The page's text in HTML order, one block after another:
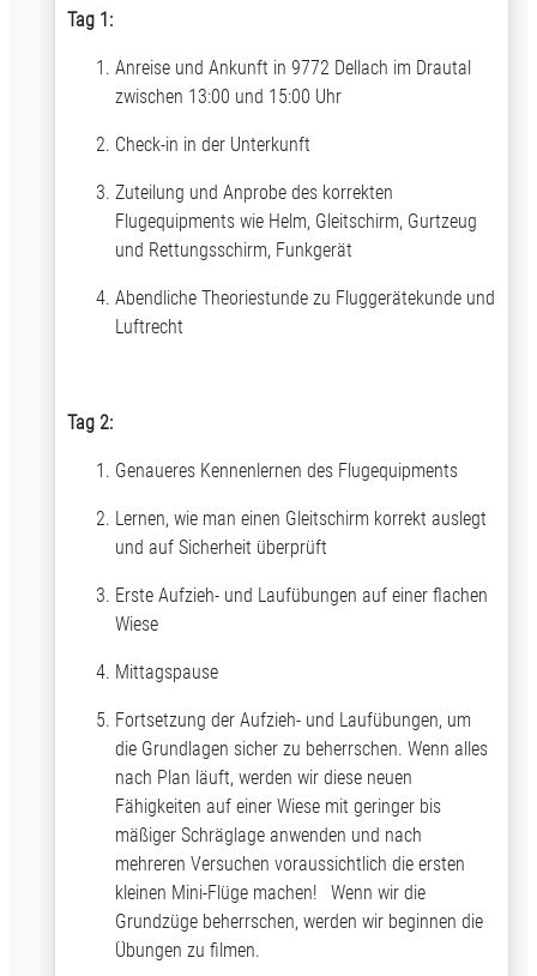
Tag 1:
Anreise und Ankunft in 9772 Dellach im Drautal
zwischen 13:00 und 15:00 Uhr
Check-in in der Unterkunft
Zuteilung und Anprobe des korrekten
Flugequipments wie Helm, Gleitschirm, Gurtzeug
und Rettungsschirm, Funkgerät
Abendliche Theoriestunde zu Fluggerätekunde und
Luftrecht
Tag 2:
Genaueres Kennenlernen des Flugequipments
Lernen, wie man einen Gleitschirm korrekt auslegt
und auf Sicherheit überprüft
Erste Aufzieh- und Laufübungen auf einer flachen
Wiese
Mittagspause
Fortsetzung der Aufzieh- und Laufübungen, um
die Grundlagen sicher zu beherrschen. Wenn alles
nach Plan läuft, werden wir diese neuen
Fähigkeiten auf einer Wiese mit geringer bis
mäßiger Schräglage anwenden und nach
mehreren Versuchen voraussichtlich die ersten
kleinen Mini-Flüge machen! Wenn wir die
Grundzüge beherrschen, werden wir beginnen die
Übungen zu filmen.